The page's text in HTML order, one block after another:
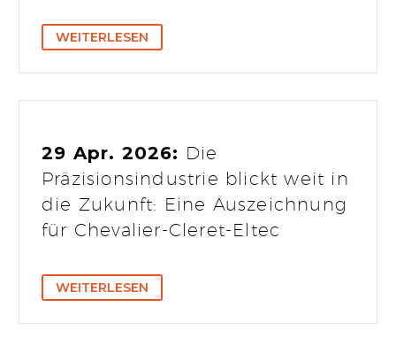
WEITERLESEN
29 Apr. 2026: Die
Präzisionsindustrie blickt weit in
die Zukunft: Eine Auszeichnung
für Chevalier-Cleret-Eltec
WEITERLESEN